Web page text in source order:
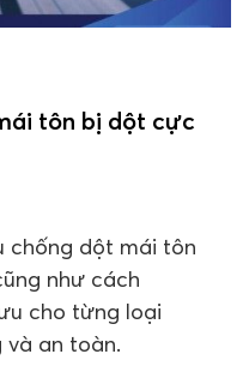
tôn bị dột cực
chống dột mái tôn
như cách
cho từng loại
và an toàn.